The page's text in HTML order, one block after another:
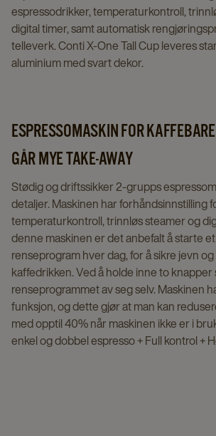
espressodrikker, temperaturkontroll,
digital timer, samt automatisk
telleverk. Conti X-One Tall Cup leveres
aluminium med svart dekor.
ESPRESSOMASKIN FOR
GÅR MYE TAKE-AWAY
Stødig og driftssikker 2-grupps
detaljer. Maskinen har forhåndsinnstilling
temperaturkontroll, trinnløs steamer og
denne maskinen er det anbefalt å starte
renseprogram hver dag, for å sikre jevn
kaffedrikken. Ved å holde inne to
renseprogrammet av seg selv. Maskinen
funksjon, og dette gjør at man kan
med opptil 40% når maskinen ikke er i
enkel og dobbel espresso + Full kontrol +